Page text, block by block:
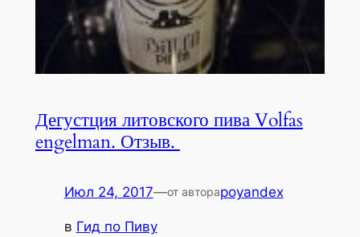
Дегустция литовского пива Volfas
engelman. Отзыв.
Июл 24, 2017—от автораpoyandex
в Гид по Пиву